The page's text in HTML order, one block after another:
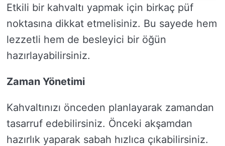
Etkili bir kahvaltı yapmak için birkaç püf
noktasına dikkat etmelisiniz. Bu sayede hem
lezzetli hem de besleyici bir öğün
hazırlayabilirsiniz.
Zaman Yönetimi
Kahvaltınızı önceden planlayarak zamandan
tasarruf edebilirsiniz. Önceki akşamdan
hazırlık yaparak sabah hızlıca çıkabilirsiniz.